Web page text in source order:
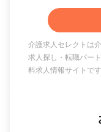
介護求人セレクトは
求人探し・転職パー
料求人情報サイトです